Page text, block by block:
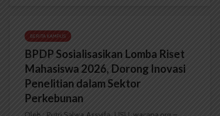
BERITA KAMPUS
BPDP Sosialisasikan Lomba Riset
Mahasiswa 2026, Dorong Inovasi
Penelitian dalam Sektor
Perkebunan